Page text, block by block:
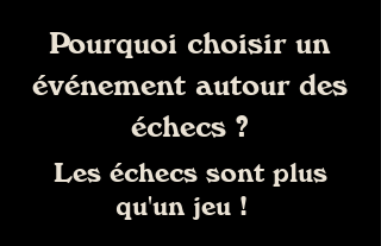
Pourquoi choisir un
événement autour des
échecs ?
Les échecs sont plus
qu'un jeu !